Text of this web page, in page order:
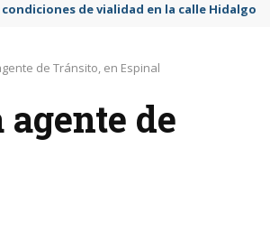
de vialidad en la calle Hidalgo
de Tránsito, en Espinal
de